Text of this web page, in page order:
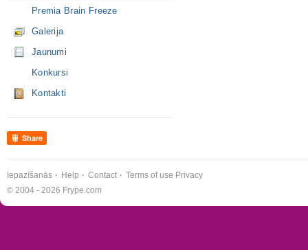
Premia Brain Freeze
Galerija
Jaunumi
Konkursi
Kontakti
Share
Iepazīšanās Help Contact Terms of use Privacy
© 2004 - 2026 Frype.com